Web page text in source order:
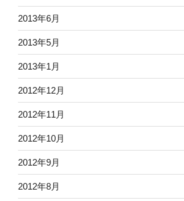
2013年6月
2013年5月
2013年1月
2012年12月
2012年11月
2012年10月
2012年9月
2012年8月